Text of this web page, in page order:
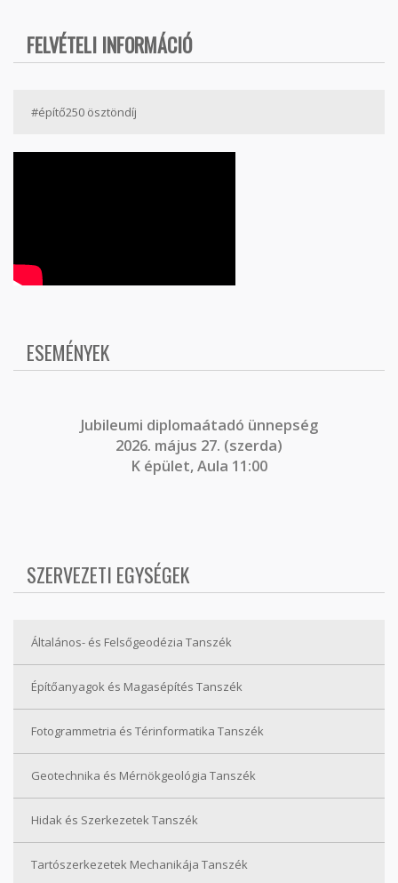
FELVÉTELI INFORMÁCIÓ
#építő250 ösztöndíj
ESEMÉNYEK
Jubileumi diplomaátadó ünnepség
2026. május 27. (szerda)
K épület, Aula 11:00
SZERVEZETI EGYSÉGEK
Általános- és Felsőgeodézia Tanszék
Építőanyagok és Magasépítés Tanszék
Fotogrammetria és Térinformatika Tanszék
Geotechnika és Mérnökgeológia Tanszék
Hidak és Szerkezetek Tanszék
Tartószerkezetek Mechanikája Tanszék